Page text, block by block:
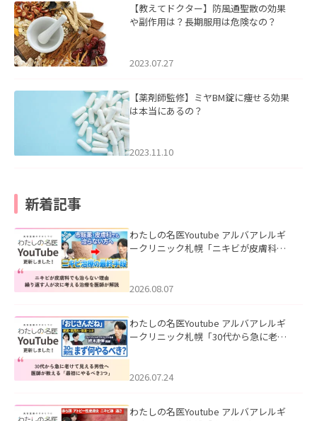
【教えてドクター】防風通聖散の効果
や副作用は？長期服用は危険なの？
2023.07.27
【薬剤師監修】ミヤBM錠に痩せる効果
は本当にあるの？
2023.11.10
新着記事
わたしの名医Youtube アルバアレルギ
ークリニック札幌「ニキビが皮膚科で
ました。
2026.08.07
わたしの名医Youtube アルバアレルギ
ークリニック札幌「30代から急に老け
た。
2026.07.24
わたしの名医Youtube アルバアレルギ